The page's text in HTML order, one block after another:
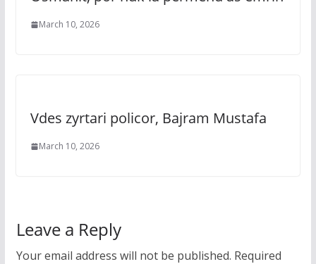
March 10, 2026
Vdes zyrtari policor, Bajram Mustafa
March 10, 2026
Leave a Reply
Your email address will not be published. Required